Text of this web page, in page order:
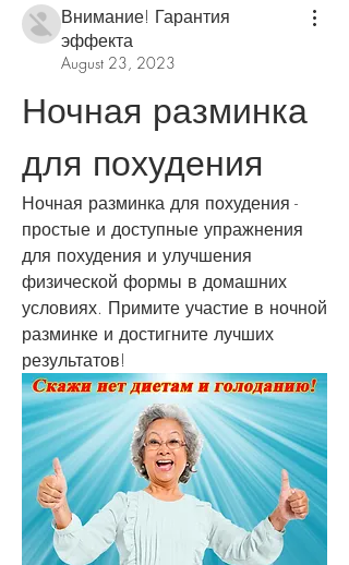
Внимание! Гарантия
эффекта
August 23, 2023
Ночная разминка
для похудения
Ночная разминка для похудения -
простые и доступные упражнения
для похудения и улучшения
физической формы в домашних
условиях. Примите участие в ночной
разминке и достигните лучших
результатов!